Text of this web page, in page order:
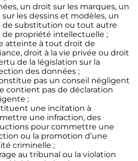
un droit sur les marques, un
les dessins et modèles, un
de substitution ou tout autre
de propriété intellectuelle ;
atteinte à tout droit de
droit à la vie privée ou droit
de la législation sur la
des données ;
pas un conseil négligent
contient pas de déclaration
;
une incitation à
une infraction, des
pour commettre une
ou la promotion d’une
criminelle ;
au tribunal ou la violation